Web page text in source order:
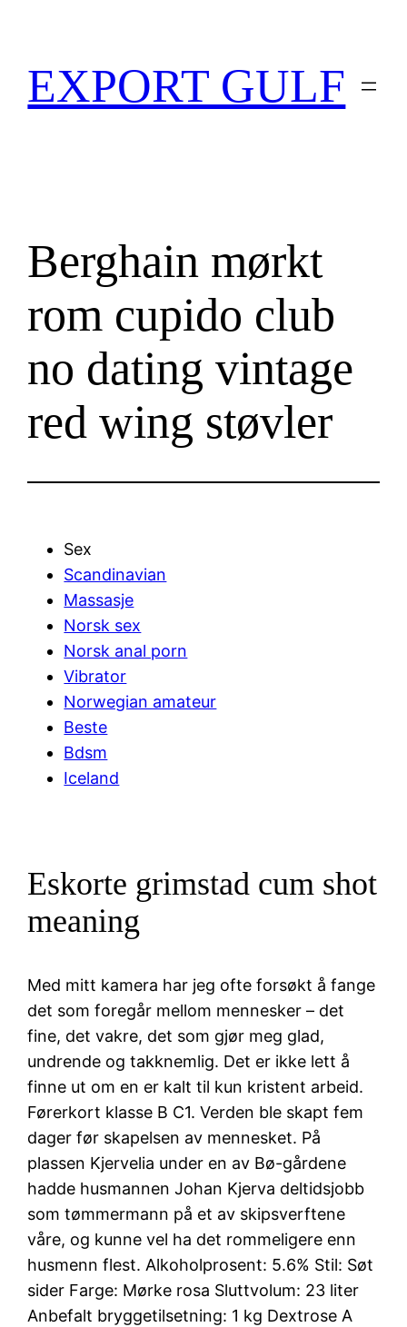
EXPORT GULF
Berghain mørkt
rom cupido club
no dating vintage
red wing støvler
Sex
Scandinavian
Massasje
Norsk sex
Norsk anal porn
Vibrator
Norwegian amateur
Beste
Bdsm
Iceland
Eskorte grimstad cum shot
meaning
Med mitt kamera har jeg ofte forsøkt å fange
det som foregår mellom mennesker – det
fine, det vakre, det som gjør meg glad,
undrende og takknemlig. Det er ikke lett å
finne ut om en er kalt til kun kristent arbeid.
Førerkort klasse B C1. Verden ble skapt fem
dager før skapelsen av mennesket. På
plassen Kjervelia under en av Bø-gårdene
hadde husmannen Johan Kjerva deltidsjobb
som tømmermann på et av skipsverftene
våre, og kunne vel ha det rommeligere enn
husmenn flest. Alkoholprosent: 5.6% Stil: Søt
sider Farge: Mørke rosa Sluttvolum: 23 liter
Anbefalt bryggetilsetning: 1 kg Dextrose A